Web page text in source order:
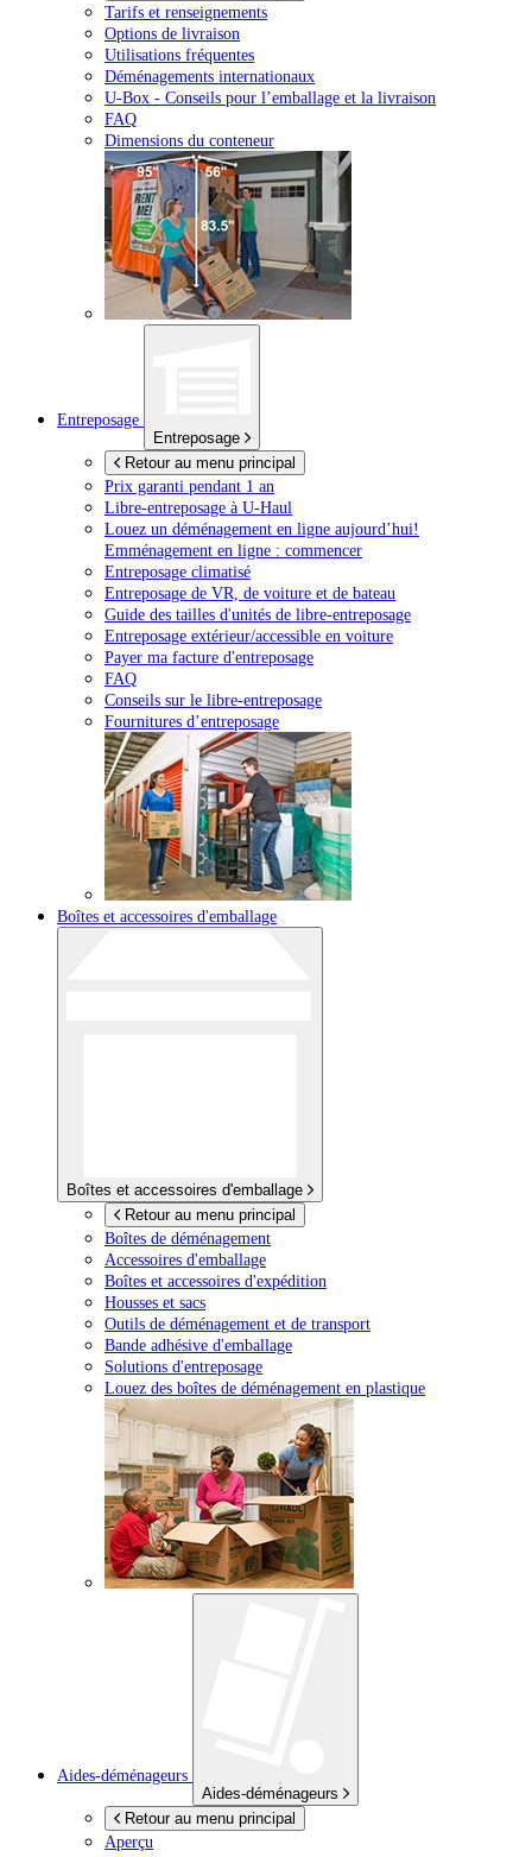
Tarifs et renseignements
Options de livraison
Utilisations fréquentes
Déménagements internationaux
U-Box - Conseils pour l’emballage et la livraison
FAQ
Dimensions du conteneur
Entreposage
Entreposage
Retour au menu principal
Prix garanti pendant 1 an
Libre-entreposage à U-Haul
Louez un déménagement en ligne aujourd’hui!
Emménagement en ligne : commencer
Entreposage climatisé
Entreposage de VR, de voiture et de bateau
Guide des tailles d'unités de libre-entreposage
Entreposage extérieur/accessible en voiture
Payer ma facture d'entreposage
FAQ
Conseils sur le libre-entreposage
Fournitures d’entreposage
Boîtes et accessoires d'emballage
Boîtes et accessoires d'emballage
Retour au menu principal
Boîtes de déménagement
Accessoires d'emballage
Boîtes et accessoires d'expédition
Housses et sacs
Outils de déménagement et de transport
Bande adhésive d'emballage
Solutions d'entreposage
Louez des boîtes de déménagement en plastique
Aides-déménageurs
Aides-déménageurs
Retour au menu principal
Aperçu